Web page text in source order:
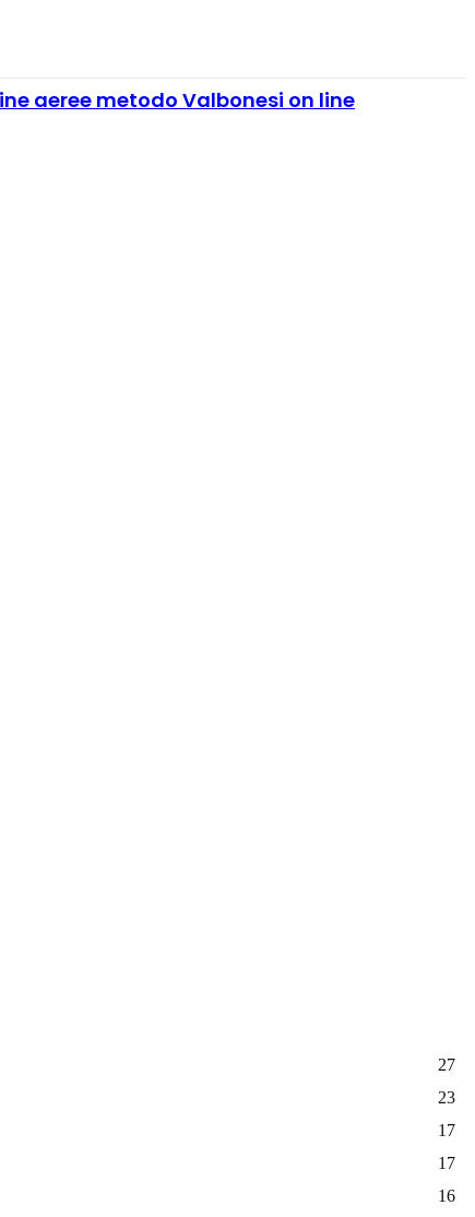
aeree metodo Valbonesi on line
27
23
17
17
16